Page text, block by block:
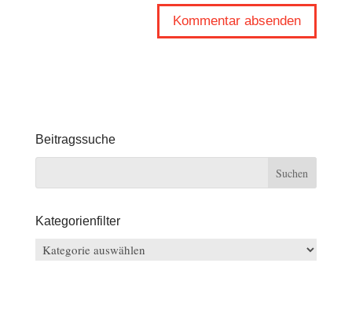
Beitragssuche
Kategorienfilter
Kategorienfilter